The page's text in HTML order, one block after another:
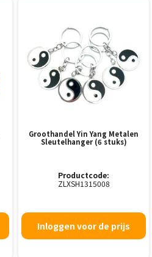
Groothandel Yin Yang Metalen
Sleutelhanger (6 stuks)
Productcode:
ZLXSH1315008
Inloggen voor de prijs